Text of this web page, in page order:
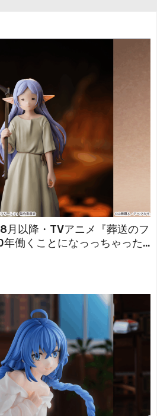
以降・TVアニメ『葬送のフ
働くことになっっちゃった
！